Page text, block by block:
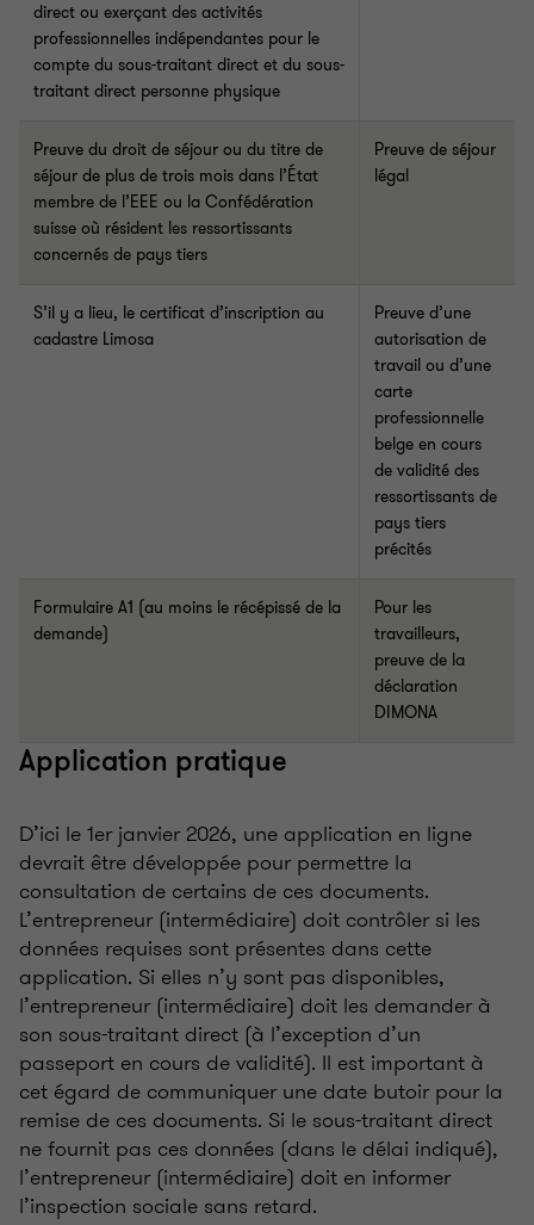
direct ou exerçant des activités
professionnelles indépendantes pour le
compte du sous-traitant direct et du sous-
traitant direct personne physique
Preuve du droit de séjour ou du titre de
séjour de plus de trois mois dans l’État
membre de l’EEE ou la Confédération
suisse où résident les ressortissants
concernés de pays tiers
Preuve de séjour
légal
S’il y a lieu, le certificat d’inscription au
cadastre Limosa
Preuve d’une
autorisation de
travail ou d’une
carte
professionnelle
belge en cours
de validité des
ressortissants de
pays tiers
précités
Formulaire A1 (au moins le récépissé de la
demande)
Pour les
travailleurs,
preuve de la
déclaration
DIMONA
Application pratique
D’ici le 1er janvier 2026, une application en ligne
devrait être développée pour permettre la
consultation de certains de ces documents.
L’entrepreneur (intermédiaire) doit contrôler si les
données requises sont présentes dans cette
application. Si elles n’y sont pas disponibles,
l’entrepreneur (intermédiaire) doit les demander à
son sous-traitant direct (à l’exception d’un
passeport en cours de validité). Il est important à
cet égard de communiquer une date butoir pour la
remise de ces documents. Si le sous-traitant direct
ne fournit pas ces données (dans le délai indiqué),
l’entrepreneur (intermédiaire) doit en informer
l’inspection sociale sans retard.